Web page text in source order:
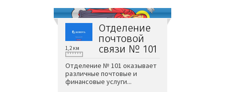
Отделение
почтовой
связи № 101
1,2 км
Отделение № 101 оказывает
различные почтовые и
финансовые услуги...